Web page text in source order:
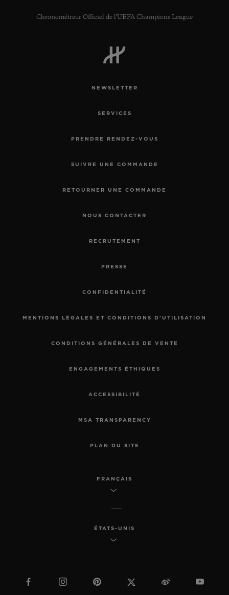
Chronométreur Officiel de l'UEFA Champions League
NEWSLETTER
SERVICES
PRENDRE RENDEZ-VOUS
SUIVRE UNE COMMANDE
RETOURNER UNE COMMANDE
NOUS CONTACTER
RECRUTEMENT
PRESSE
CONFIDENTIALITÉ
MENTIONS LÉGALES ET CONDITIONS D'UTILISATION
CONDITIONS GÉNÉRALES DE VENTE
ENGAGEMENTS ÉTHIQUES
ACCESSIBILITÉ
MSA TRANSPARENCY
PLAN DU SITE
FRANÇAIS
ÉTATS-UNIS